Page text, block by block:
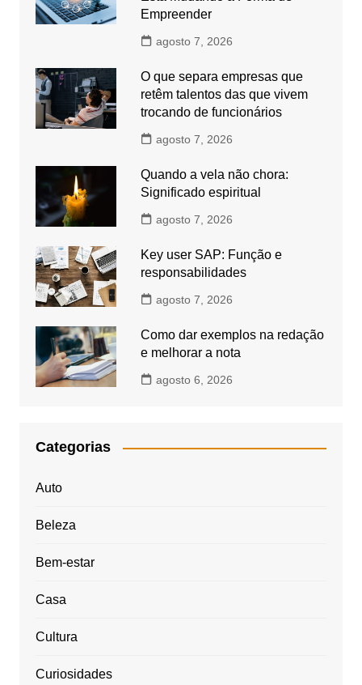
Empreender
agosto 7, 2026
O que separa empresas que
retêm talentos das que vivem
trocando de funcionários
agosto 7, 2026
Quando a vela não chora:
Significado espiritual
agosto 7, 2026
Key user SAP: Função e
responsabilidades
agosto 7, 2026
Como dar exemplos na redação
e melhorar a nota
agosto 6, 2026
Categorias
Auto
Beleza
Bem-estar
Casa
Cultura
Curiosidades